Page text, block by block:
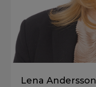
Lena Andersson